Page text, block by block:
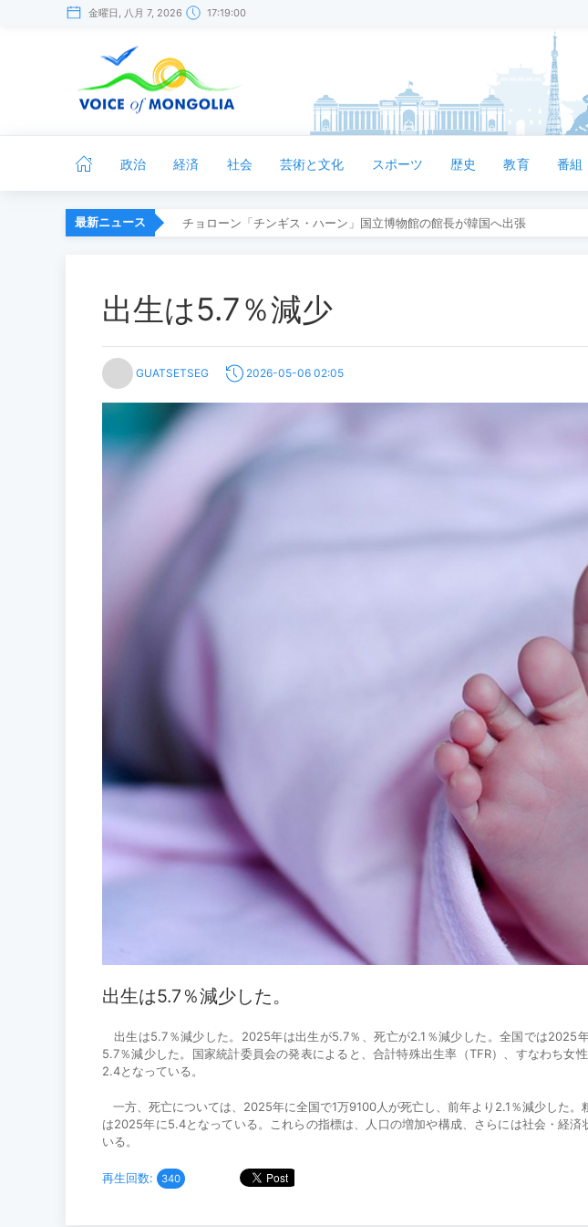
金曜日, 八月 7, 2026 17:19:00
政治 経済 社会 芸術と文化 スポーツ 歴史 教育 番組
最新ニュース チョローン「チンギス・ハーン」国立博物館の館長が韓国へ出張
出生は5.7％減少
GUATSETSEG 2026-05-06 02:05
出生は5.7％減少した。
出生は5.7％減少した。2025年は出生が5.7％、死亡が2.1％減少した。全国では2025
5.7％減少した。国家統計委員会の発表によると、合計特殊出生率（TFR）、すなわち女
2.4となっている。
一方、死亡については、2025年に全国で1万9100人が死亡し、前年より2.1％減少した。
は2025年に5.4となっている。これらの指標は、人口の増加や構成、さらには社会・経
いる。
再生回数: 340